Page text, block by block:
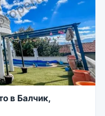
в Балчик,